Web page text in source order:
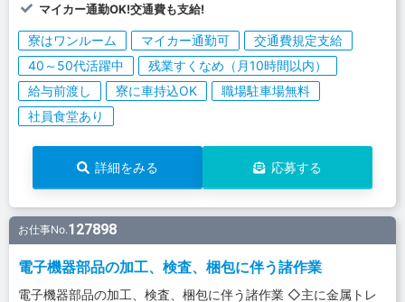
マイカー通勤OK!交通費も支給!
寮はワンルーム マイカー通勤可
交通費規定支給
40～50代活躍中
残業すくなめ（月10時間以内）
給与前渡し
寮に車持込OK
職場駐車場無料
社員食堂あり
詳細をみる 応募する
お仕事No.127898
電子機器部品の加工、検査、梱包に伴う諸作業
電子機器部品の加工、検査、梱包に伴う諸作業 ◇主に金属トレ